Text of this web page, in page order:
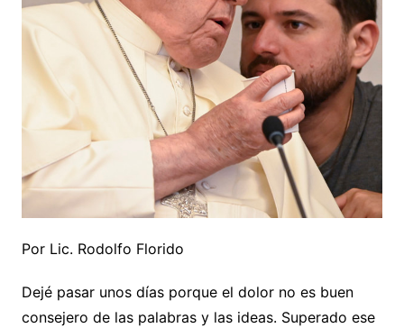
Por Lic. Rodolfo Florido
Dejé pasar unos días porque el dolor no es buen
consejero de las palabras y las ideas. Superado ese